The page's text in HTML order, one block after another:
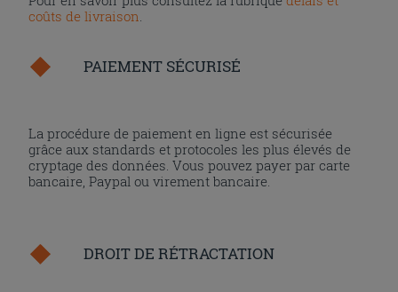
coûts de livraison
PAIEMENT SÉCURISÉ
La procédure de paiement en ligne est sécurisée
grâce aux standards et protocoles les plus élevés de
cryptage des données. Vous pouvez payer par carte
bancaire, Paypal ou virement bancaire.
DROIT DE RÉTRACTATION